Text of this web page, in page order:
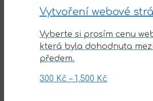
Vytvoření webové
Vyberte si prosím cenu
která byla dohodnuta
předem.
300 Kč – 1,500 Kč